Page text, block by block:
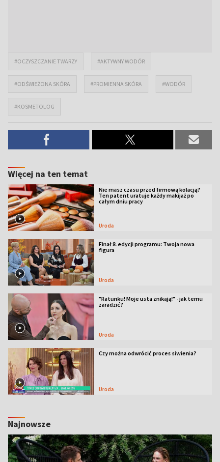
#OCZYSZCZANIE TWARZY #AKTYWNY WODÓR
#ODŚWIEŻONA SKÓRA #PROMIENNA SKÓRA #WODÓR
#KOSMETOLOG
Więcej na ten temat
Nie masz czasu przed firmową kolacją?
Ten patent uratuje każdy makijaż po
całym dniu pracy
Uroda
Finał 8. edycji programu: Twoja nowa
figura
Uroda
"Ratunku! Moje usta znikają!" - jak temu
zaradzić?
Uroda
Czy można odwrócić proces siwienia?
Uroda
Najnowsze